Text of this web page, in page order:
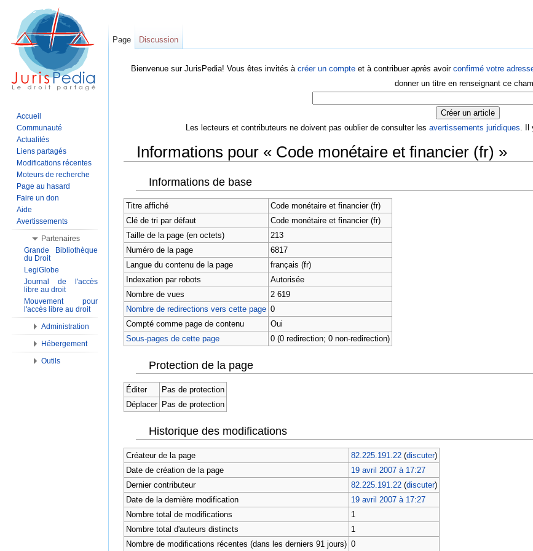
Bienvenue sur JurisPedia! Vous êtes invités à créer un compte et à contribuer après avoir confirmé votre
donner un titre en renseignant ce
Les lecteurs et contributeurs ne doivent pas oublier de consulter les avertissements juridiques. Il
Informations pour « Code monétaire et financier (fr) »
Informations de base
Titre affiché
Code monétaire et financier (fr)
Clé de tri par défaut
Code monétaire et financier (fr)
Taille de la page (en octets)
213
Numéro de la page
6817
Langue du contenu de la page
français (fr)
Indexation par robots
Autorisée
Nombre de vues
2 619
Nombre de redirections vers cette page 0
Compté comme page de contenu
Oui
Sous-pages de cette page
0 (0 redirection; 0 non-redirection)
Protection de la page
Éditer
Pas de protection
Déplacer
Pas de protection
Historique des modifications
Créateur de la page 82.225.191.22 (discuter)
Date de création de la page
19 avril 2007 à 17:27
Dernier contributeur
82.225.191.22 (discuter)
Date de la dernière modification
19 avril 2007 à 17:27
Nombre total de modifications
1
Nombre total d'auteurs distincts
1
Nombre de modifications récentes (dans les derniers 91 jours) 0
Page Discussion
Accueil
Communauté
Actualités
Liens partagés
Modifications récentes
Moteurs de recherche
Page au hasard
Faire un don
Aide
Avertissements
Partenaires
Grande Bibliothèque
du Droit
LegiGlobe
Journal de l'accès
libre au droit
Mouvement pour
l'accès libre au droit
Administration
Hébergement
Outils